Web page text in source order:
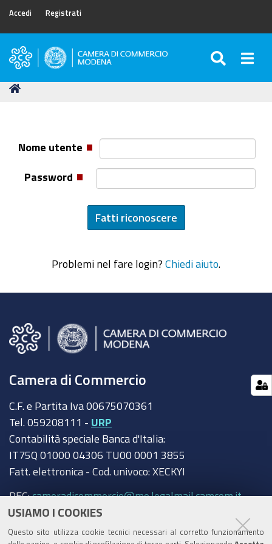
USIAMO I COOKIES
Questo sito utilizza cookie tecnici necessari al corretto funzionamento
Accedi Registrati
Camera
Commercio
Tu
Nome utente
Password
Problemi nel fare login? Chiedi aiuto
Camera di Commercio
C.F. e Partita Iva 00675070361
Tel. 059208111 - URP
Contabilità speciale Banca d'Italia:
IT75Q 01000 04306 TU00 0001 3855
Fatt. elettronica - Cod. univoco: XECKYI
PEC:cameradicommercio@mo.legalmail.camcom.it
Trasparenza